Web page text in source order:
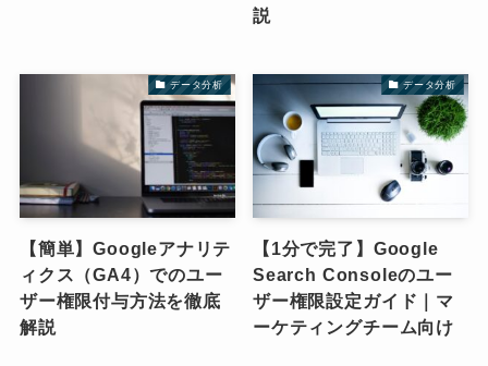
説
データ分析
【簡単】Googleアナリテ
ィクス（GA4）でのユー
ザー権限付与方法を徹底
解説
データ分析
【1分で完了】Google
Search Consoleのユー
ザー権限設定ガイド｜マ
ーケティングチーム向け